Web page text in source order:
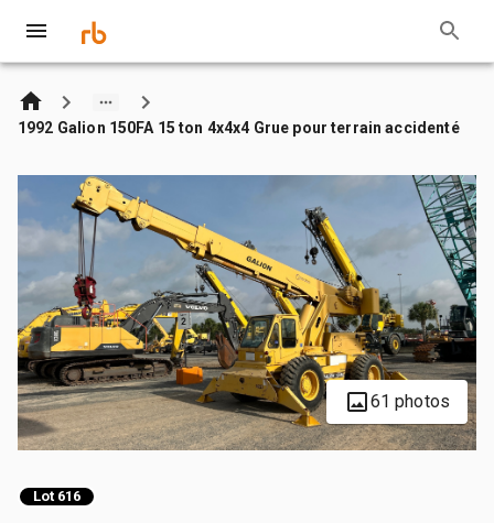
1992 Galion 150FA 15 ton 4x4x4 Grue pour terrain accidenté
61 photos
Lot 616